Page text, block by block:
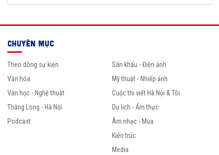
CHUYÊN MỤC
Theo dòng sự kiện
Văn hóa
Văn học - Nghệ thuật
Thăng Long - Hà Nội
Podcast
Sân khấu - Điện ảnh
Mỹ thuật - Nhiếp ảnh
Cuộc thi viết Hà Nội & Tôi
Du lịch - Ẩm thực
Âm nhạc - Múa
Kiến trúc
Media